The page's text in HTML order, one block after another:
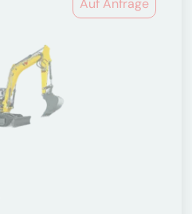
Auf Anfrage